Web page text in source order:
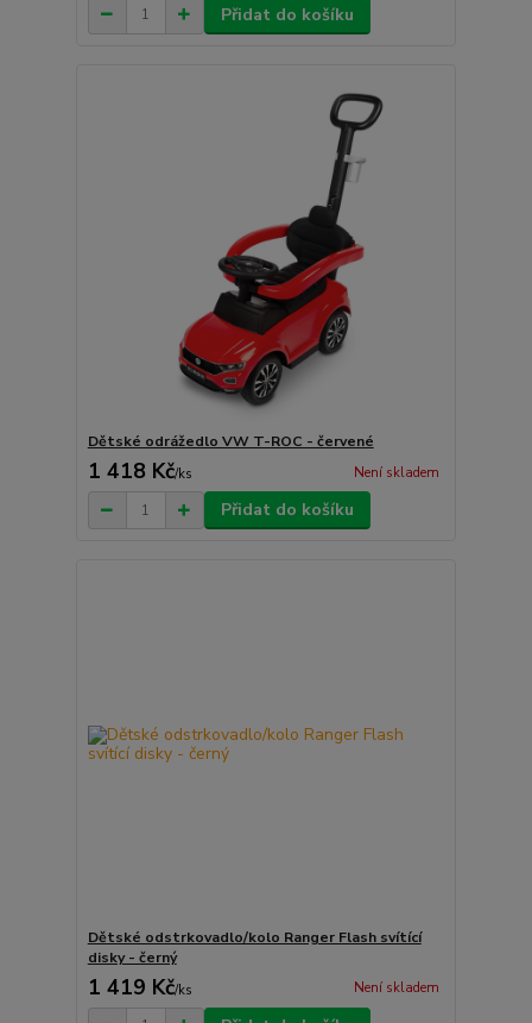
Přidat do košíku
Dětské odrážedlo VW T-ROC - červené
1 418 Kč/ks Není skladem
Přidat do košíku
Dětské odstrkovadlo/kolo Ranger Flash svítící
disky - černý
1 419 Kč/ks Není skladem